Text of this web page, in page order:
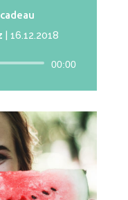
| 16.12.2018
00:00